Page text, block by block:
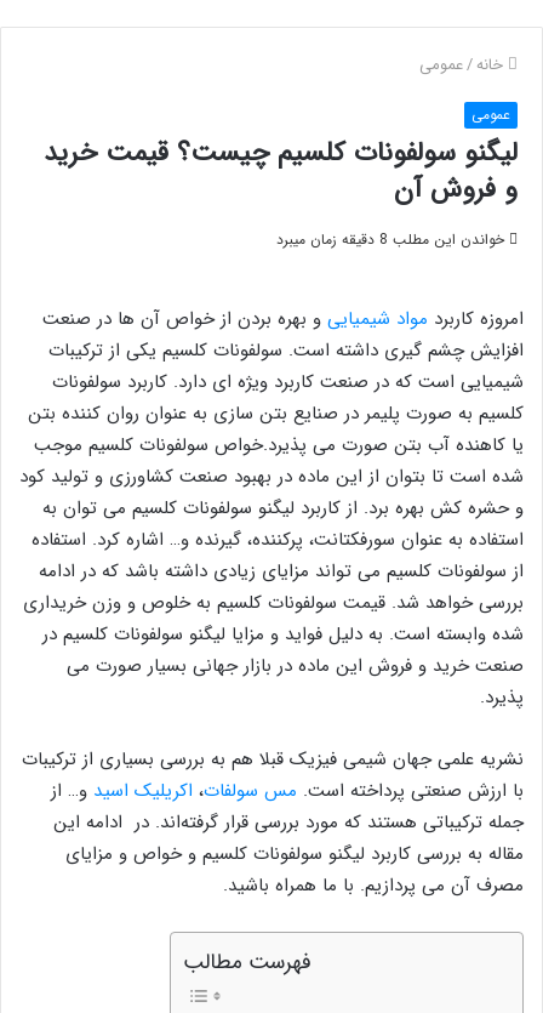
خانه/عمومی
عمومی
لیگنو سولفونات کلسیم چیست؟ قیمت خرید
و فروش آن
خواندن این مطلب 8 دقیقه زمان میبرد
امروزه کاربرد مواد شیمیایی و بهره بردن از خواص آن ها در صنعت
افزایش چشم گیری داشته است. سولفونات کلسیم یکی از ترکیبات
شیمیایی است که در صنعت کاربرد ویژه ای دارد. کاربرد سولفونات
کلسیم به صورت پلیمر در صنایع بتن سازی به عنوان روان کننده بتن
یا کاهنده آب بتن صورت می پذیرد.خواص سولفونات کلسیم موجب
شده است تا بتوان از این ماده در بهبود صنعت کشاورزی و تولید کود
و حشره کش بهره برد. از کاربرد لیگنو سولفونات کلسیم می توان به
استفاده به عنوان سورفکتانت، پرکننده، گیرنده و… اشاره کرد. استفاده
از سولفونات کلسیم می تواند مزایای زیادی داشته باشد که در ادامه
بررسی خواهد شد. قیمت سولفونات کلسیم به خلوص و وزن خریداری
شده وابسته است. به دلیل فواید و مزایا لیگنو سولفونات کلسیم در
صنعت خرید و فروش این ماده در بازار جهانی بسیار صورت می
پذیرد.
نشریه علمی جهان شیمی فیزیک قبلا هم به بررسی بسیاری از ترکیبات
با ارزش صنعتی پرداخته است. مس سولفات، اکریلیک اسید و… از
جمله ترکیباتی هستند که مورد بررسی قرار گرفته‌اند. در ادامه این
مقاله به بررسی کاربرد لیگنو سولفونات کلسیم و خواص و مزایای
مصرف آن می پردازیم. با ما همراه باشید.
فهرست مطالب